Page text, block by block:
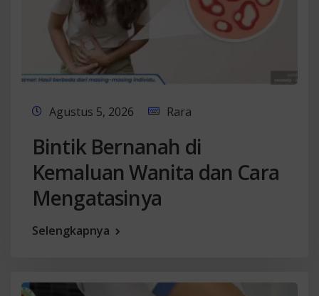
Agustus 5, 2026 Rara
Bintik Bernanah di
Kemaluan Wanita dan Cara
Mengatasinya
Selengkapnya